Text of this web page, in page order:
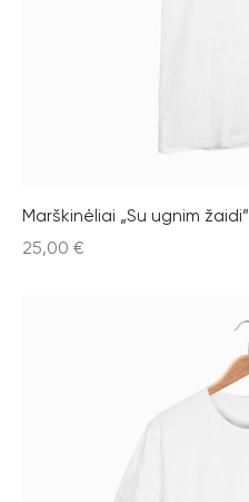
Marškinėliai „Su ugnim žaidi”
25,00 €